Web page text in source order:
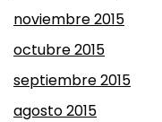
noviembre 2015
octubre 2015
septiembre 2015
agosto 2015